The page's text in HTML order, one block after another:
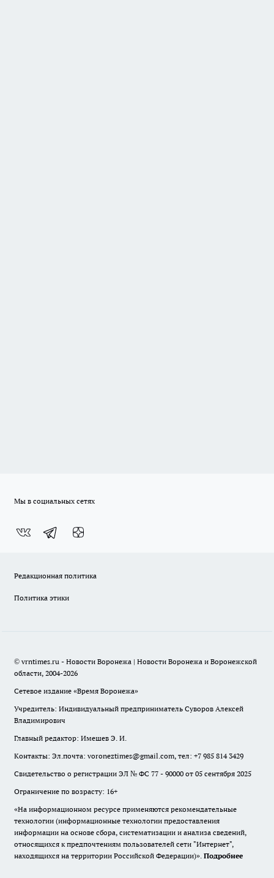
Мы в социальных сетях
Редакционная политика
Политика этики
© vrntimes.ru - Новости Воронежа | Новости Воронежа и Воронежской
области, 2004-2026
Сетевое издание «Время Воронежа»
Учредитель: Индивидуальный предприниматель Суворов Алексей
Владимирович
Главный редактор: Имешев Э. И.
Контакты: Эл.почта: voroneztimes@gmail.com, тел: +7 985 814 3429
Свидетельство о регистрации ЭЛ № ФС 77 - 90000 от 05 сентября 2025
Ограничение по возрасту: 16+
«На информационном ресурсе применяются рекомендательные
технологии (информационные технологии предоставления
информации на основе сбора, систематизации и анализа сведений,
относящихся к предпочтениям пользователей сети "Интернет",
находящихся на территории Российской Федерации)». Подробнее